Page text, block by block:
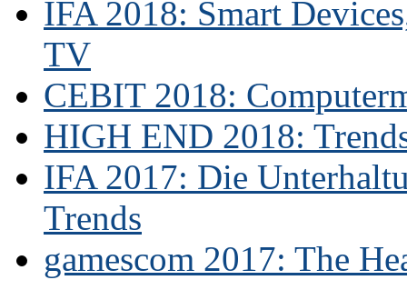
IFA 2018: Smart
TV
CEBIT 2018:
HIGH END 2018:
IFA 2017: Die
Trends
gamescom 2017: The